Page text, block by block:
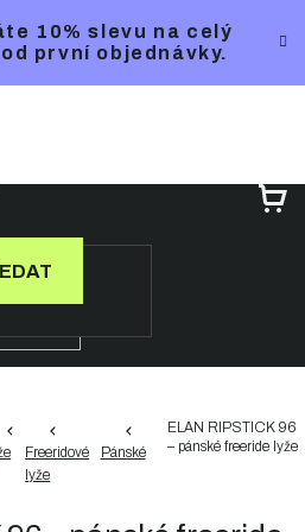
10% slevu na celý
první objednávky.
Freeridové
lyže
Pánské
ELAN RIPSTICK 96
– pánské freeride lyže